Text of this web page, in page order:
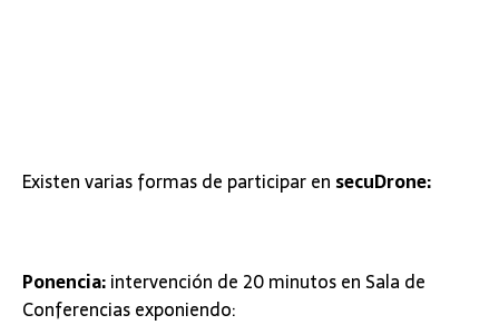
Existen varias formas de participar en secuDrone:
Ponencia:intervención de 20 minutos en Sala de
Conferencias exponiendo: